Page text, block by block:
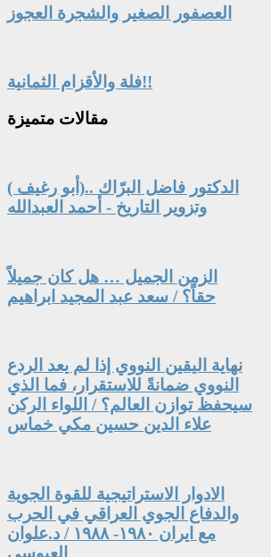
العصفور الصغير والشجرة العجوز
فلة والأقزام الثمانية!!
مقالات متميزة
الدكتور فاضل البرّاك ..(أبو رغيف )
وتزوير التاريخ - أحمد العبدالله
الزمن الجميل … هل كان جميلاً
حقاً؟ / سعد عبد المجيد ابراهيم
نهاية اليقين النووي إذا لم يعد الردع
النووي ضمانةً للاستقرار، فما الذي
سيحفظ توازن العالم؟ / اللواء الركن
علاء الدين حسين مكي خماس
الادوار الاستراتيجية للقوة الجوية
والدفاع الجوي العراقي في الحرب
مع ايران ١٩٨٠- ١٩٨٨ / د.علوان
العبوسي